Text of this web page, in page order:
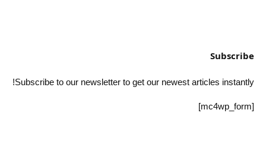
Subscribe
Subscribe to our newsletter to get our newest articles instantly!
[mc4wp_form]